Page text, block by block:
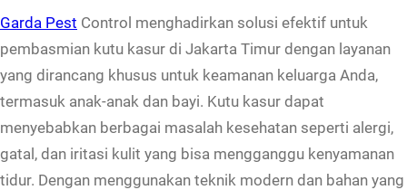
K
u
t
u
K
a
s
Garda Pest Control menghadirkan solusi efektif untuk
pembasmian kutu kasur di Jakarta Timur dengan layanan
yang dirancang khusus untuk keamanan keluarga Anda,
termasuk anak-anak dan bayi. Kutu kasur dapat
menyebabkan berbagai masalah kesehatan seperti alergi,
gatal, dan iritasi kulit yang bisa mengganggu kenyamanan
tidur. Dengan menggunakan teknik modern dan bahan yang